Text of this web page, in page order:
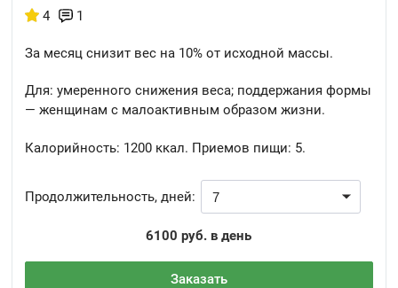
4 1
За месяц снизит вес на 10% от исходной массы.
Для: умеренного снижения веса; поддержания формы
— женщинам с малоактивным образом жизни.
Калорийность: 1200 ккал. Приемов пищи: 5.
Продолжительность, дней:
6100 руб. в день
Заказать